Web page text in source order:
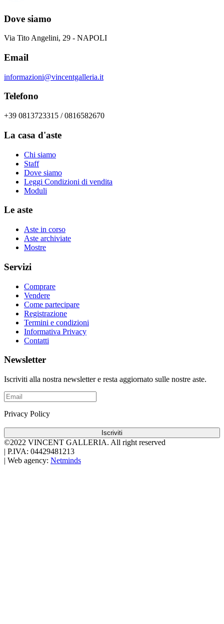
Dove siamo
Via Tito Angelini, 29 - NAPOLI
Email
informazioni@vincentgalleria.it
Telefono
+39 0813723315 / 0816582670
La casa d'aste
Chi siamo
Staff
Dove siamo
Leggi Condizioni di vendita
Moduli
Le aste
Aste in corso
Aste archiviate
Mostre
Servizi
Comprare
Vendere
Come partecipare
Registrazione
Termini e condizioni
Informativa Privacy
Contatti
Newsletter
Iscriviti alla nostra newsletter e resta aggiornato sulle nostre aste.
Privacy Policy
Iscriviti
©2022 VINCENT GALLERIA. All right reserved
| P.IVA: 04429481213
| Web agency: Netminds